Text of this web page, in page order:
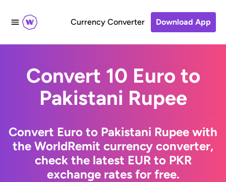
Currency Converter Download App
Convert 10 Euro to
Pakistani Rupee
Convert Euro to Pakistani Rupee with
the WorldRemit currency converter,
check the latest EUR to PKR
exchange rates for free.